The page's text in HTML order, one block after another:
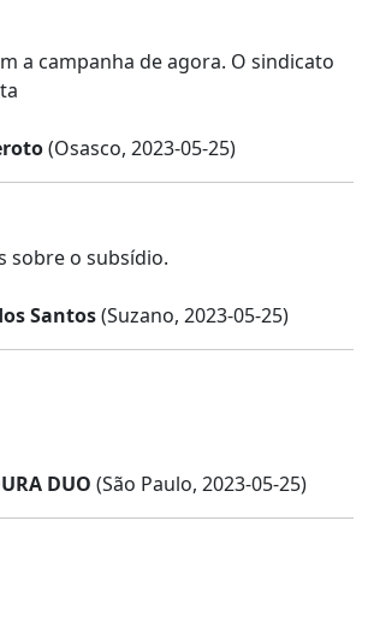
a campanha de agora. O sindicato
(Osasco, 2023-05-25)
sobre o subsídio.
Santos(Suzano, 2023-05-25)
DUO (São Paulo, 2023-05-25)